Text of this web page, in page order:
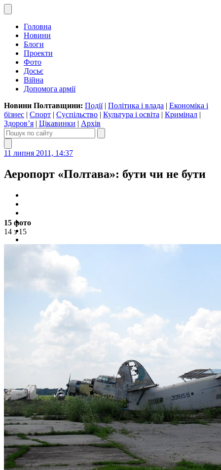
Головна
Новини
Блоги
Проекти
Фото
Досьє
Війна
Допомога армії
Новини Полтавщини: Події| Політика і влада | Економіка і
бізнес | Спорт | Суспільство | Культура і освіта | Кримінал |
Здоров’я | Цікавинки | Архів
11 липня 2011, 14:37
Аеропорт «Полтава»: бути чи не бути
15 фото
14 з 15